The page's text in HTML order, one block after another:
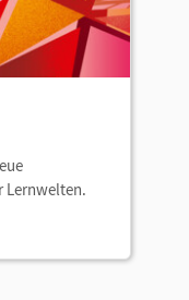
Lernwelten.